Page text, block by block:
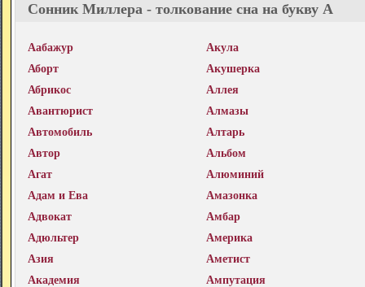
Сонник Миллера - толкование сна на букву А
Аабажур
Аборт
Абрикос
Авантюрист
Автомобиль
Автор
Агат
Адам и Ева
Адвокат
Адюльтер
Азия
Академия
Акула
Акушерка
Аллея
Алмазы
Алтарь
Альбом
Алюминий
Амазонка
Амбар
Америка
Аметист
Ампутация